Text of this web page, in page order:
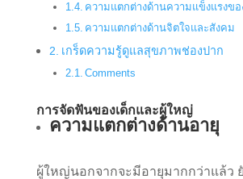
ความแตกต่างด้านความแข็งแรงข
ความแตกต่างด้านจิตใจและสังคม
เกร็ดความรู้ดูแลสุขภาพช่องปาก
Comments
การจัดฟันของเด็กและผู้ใหญ่
ความแตกต่างด้านอายุ
ผู้ใหญ่นอกจากจะมีอายุมากกว่าแล้ว